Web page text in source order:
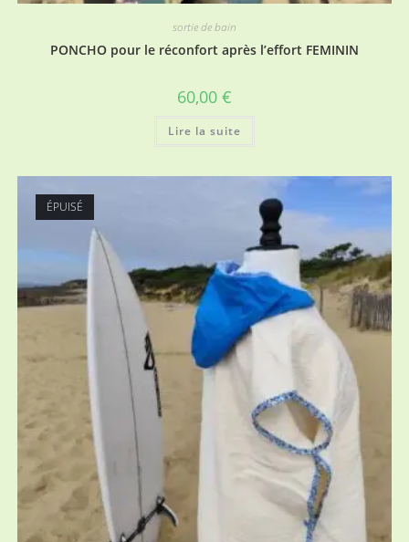
sortie de bain
PONCHO pour le réconfort après l’effort FEMININ
60,00 €
Lire la suite
ÉPUISÉ